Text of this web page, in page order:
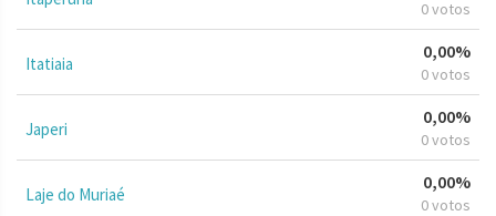
0 votos
Itatiaia
0,00%
0 votos
Japeri
0,00%
0 votos
Laje do Muriaé
0,00%
0 votos